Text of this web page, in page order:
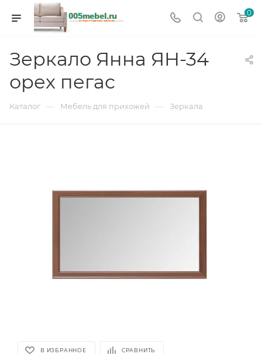
0
Зеркало Янна ЯН-34
орех пегас
Каталог — Мебель для прихожей — Зеркала
В ИЗБРАННОЕ СРАВНИТЬ